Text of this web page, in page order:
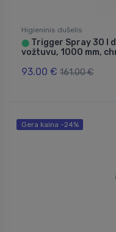
Higieninis dušelis
⬤ Trigger Spray 30 I
vožtuvu, 1000 mm,
93.00 € 161.00 €
Gera kaina -24%